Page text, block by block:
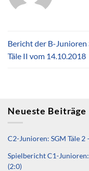
Bericht der B-Junioren
Täle II vom 14.10.2018
Neueste Beiträge
C2-Junioren: SGM Täle 2
Spielbericht C1-Junioren:
(2:0)